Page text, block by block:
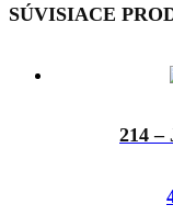
SÚVISIACE
214